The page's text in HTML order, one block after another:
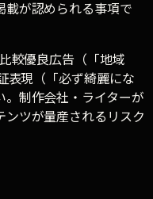
載が認められる事項で
較優良広告（「地域
表現（「必ず綺麗にな
。制作会社・ライターが
ツが量産されるリスク